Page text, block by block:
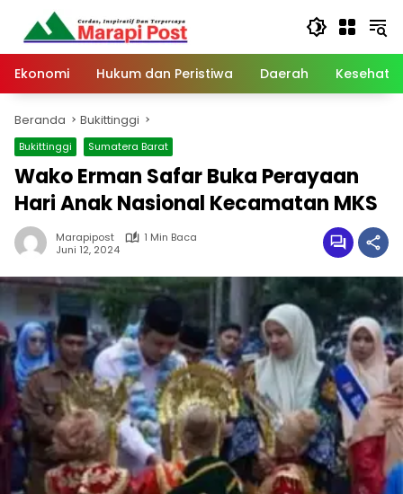
Langsung
konten
Ekonomi
Hukum dan Peristiwa Daerah
Beranda Bukittinggi
Bukittinggi Sumatera Barat
Wako Erman Safar Buka Perayaan
Hari Anak Nasional Kecamatan MKS
Marapipost
1 Min Baca
Juni 12, 2024